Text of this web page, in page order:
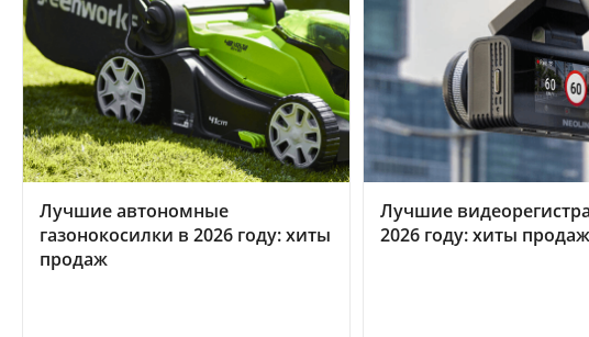
Лучшие автономные
газонокосилки в 2026 году: хиты
продаж
Лучшие
2026 году: хиты продаж